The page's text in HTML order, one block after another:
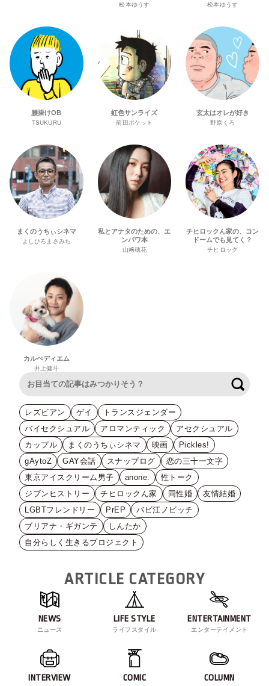
松本ゆうす 松本ゆうす
腰掛けOB
TSUKURU
虹色サンライズ
前田ポケット
玄太はオレが好き
野原くろ
まくのうちぃシネマ
よしひろまさみち
私とアナタのための、エ
ンパワ本
山﨑穂花
チヒロックん家の、コン
ドームでも見てく？
チヒロック
カルぺディエム
井上健斗
レズビアン ゲイ
トランスジェンダー
バイセクシュアル
アロマンティック
アセクシュアル
カップル
まくのうちぃシネマ 映画
Pickles!
gAytoZ
GAY会話 スナップログ
恋の三十一文字
東京アイスクリーム男子
anone.
性トーク
ジブンヒストリー
チヒロックん家 同性婚
友情結婚
LGBTフレンドリー
PrEP
バビ江ノビッチ
ブリアナ・ギガンテ
しんたか
自分らしく生きるプロジェクト
ARTICLE CATEGORY
NEWS
ニュース
LIFE STYLE
ライフスタイル
ENTERTAINMENT
エンターテイメント
INTERVIEW COMIC COLUMN